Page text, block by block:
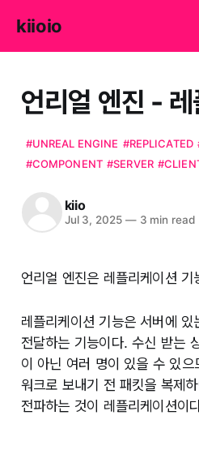
kiioio
언리얼 엔진 -
#UNREAL ENGINE #REPLICATED
#COMPONENT #SERVER
kiio
Jul 3, 2025 —3 min read
언리얼 엔진은 레플리케이션
레플리케이션 기능은 서버에
전달하는 기능이다. 수신 받는
이 아닌 여러 명이 있을 수 있
워크로 보내기 전 패킷을 복제
전파하는 것이 레플리케이션이